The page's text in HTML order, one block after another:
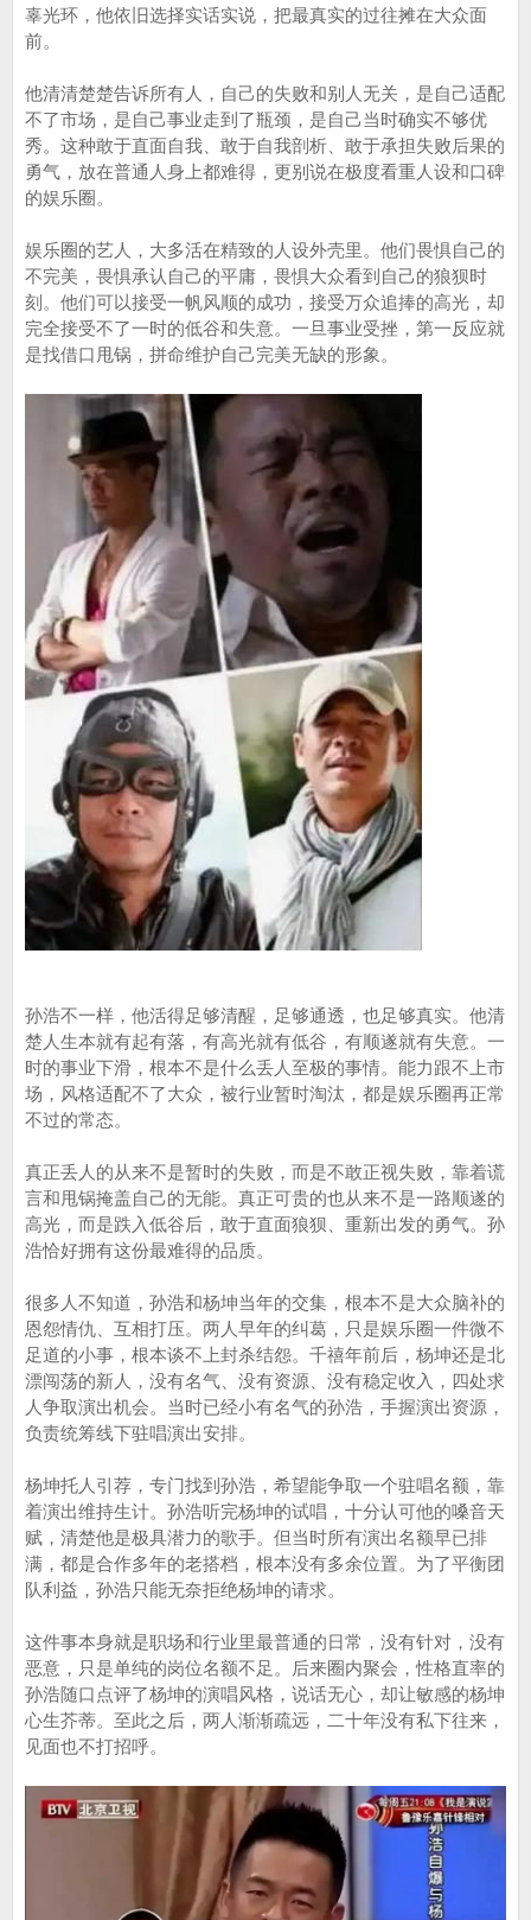
辜光环，他依旧选择实话实说，把最真实的过往摊在大众面
前。
他清清楚楚告诉所有人，自己的失败和别人无关，是自己适配
不了市场，是自己事业走到了瓶颈，是自己当时确实不够优
秀。这种敢于直面自我、敢于自我剖析、敢于承担失败后果的
勇气，放在普通人身上都难得，更别说在极度看重人设和口碑
的娱乐圈。
娱乐圈的艺人，大多活在精致的人设外壳里。他们畏惧自己的
不完美，畏惧承认自己的平庸，畏惧大众看到自己的狼狈时
刻。他们可以接受一帆风顺的成功，接受万众追捧的高光，却
完全接受不了一时的低谷和失意。一旦事业受挫，第一反应就
是找借口甩锅，拼命维护自己完美无缺的形象。
孙浩不一样，他活得足够清醒，足够通透，也足够真实。他清
楚人生本就有起有落，有高光就有低谷，有顺遂就有失意。一
时的事业下滑，根本不是什么丢人至极的事情。能力跟不上市
场，风格适配不了大众，被行业暂时淘汰，都是娱乐圈再正常
不过的常态。
真正丢人的从来不是暂时的失败，而是不敢正视失败，靠着谎
言和甩锅掩盖自己的无能。真正可贵的也从来不是一路顺遂的
高光，而是跌入低谷后，敢于直面狼狈、重新出发的勇气。孙
浩恰好拥有这份最难得的品质。
很多人不知道，孙浩和杨坤当年的交集，根本不是大众脑补的
恩怨情仇、互相打压。两人早年的纠葛，只是娱乐圈一件微不
足道的小事，根本谈不上封杀结怨。千禧年前后，杨坤还是北
漂闯荡的新人，没有名气、没有资源、没有稳定收入，四处求
人争取演出机会。当时已经小有名气的孙浩，手握演出资源，
负责统筹线下驻唱演出安排。
杨坤托人引荐，专门找到孙浩，希望能争取一个驻唱名额，靠
着演出维持生计。孙浩听完杨坤的试唱，十分认可他的嗓音天
赋，清楚他是极具潜力的歌手。但当时所有演出名额早已排
满，都是合作多年的老搭档，根本没有多余位置。为了平衡团
队利益，孙浩只能无奈拒绝杨坤的请求。
这件事本身就是职场和行业里最普通的日常，没有针对，没有
恶意，只是单纯的岗位名额不足。后来圈内聚会，性格直率的
孙浩随口点评了杨坤的演唱风格，说话无心，却让敏感的杨坤
心生芥蒂。至此之后，两人渐渐疏远，二十年没有私下往来，
见面也不打招呼。